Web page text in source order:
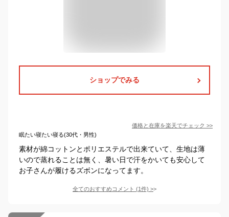
ショップでみる
価格と在庫を楽天でチェック >>
眠たい寝たい寝る(30代・男性)
素材が綿コットンとポリエステルで出来ていて、生地は薄
いので蒸れることは無く、暑い日で汗をかいても安心して
お子さんが履けるズボンになってます。
全てのおすすめコメント (1件) >